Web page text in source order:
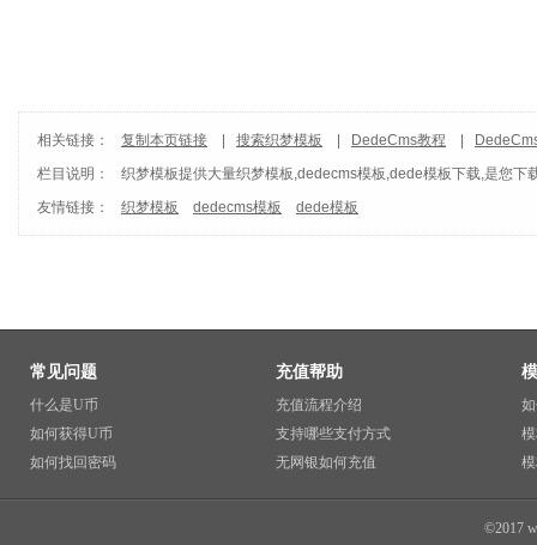
相关链接： 复制本页链接 搜索织梦模板 DedeCms教程
栏目说明：
织梦模板提供大量织梦模板,dedecms模板,dede模板下载,是您
友情链接：
织梦模板 dedecms模板 dede模板
常见问题
什么是U币
如何获得U币
如何找回密码
充值帮助
充值流程介绍
支持哪些支付方式
无网银如何充值
©2017